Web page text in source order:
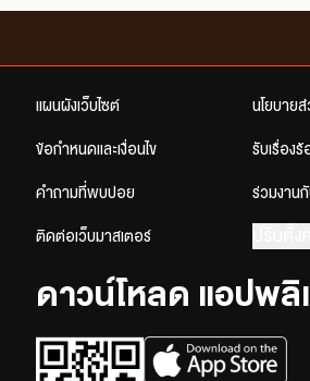
แผนผังเว็บไซต์ นโยบาย
ข้อกำหนดและเงื่อนไข รับเรื่องร้
คำถามที่พบบ่อย ร่วมงานกั
ติดต่อเว็บมาสเตอร์
ดาวน์โหลด แอปพลิ